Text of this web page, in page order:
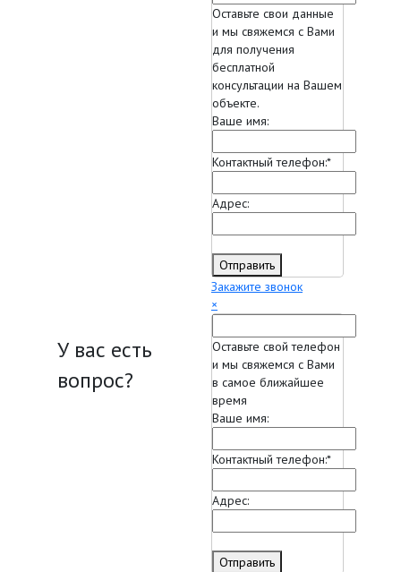
У вас есть
вопрос?
Оставьте свои данные
и мы свяжемся с Вами
для получения
бесплатной
консультации на Вашем
объекте.
Ваше имя:
Контактный телефон:*
Адрес:
Отправить
Закажите звонок
×
Оставьте свой телефон
и мы свяжемся с Вами
в самое ближайшее
время
Ваше имя:
Контактный телефон:*
Адрес:
Отправить